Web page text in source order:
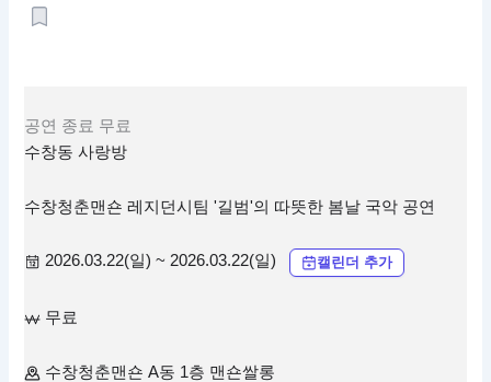
공연 종료 무료
수창동 사랑방
수창청춘맨숀 레지던시팀 '길범'의 따뜻한 봄날 국악 공연
2026.03.22(일) ~ 2026.03.22(일) 캘린더 추가
무료
수창청춘맨숀 A동 1층 맨숀쌀롱